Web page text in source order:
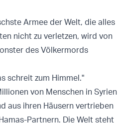
Armee der Welt, die alles
nicht zu verletzen, wird von
des Völkermords
schreit zum Himmel."
von Menschen in Syrien
aus ihren Häusern vertrieben
Partnern. Die Welt steht